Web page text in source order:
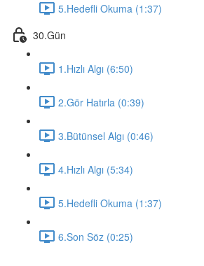
5.Hedefli Okuma (1:37)
30.Gün
1.Hızlı Algı (6:50)
2.Gör Hatırla (0:39)
3.Bütünsel Algı (0:46)
4.Hızlı Algı (5:34)
5.Hedefli Okuma (1:37)
6.Son Söz (0:25)